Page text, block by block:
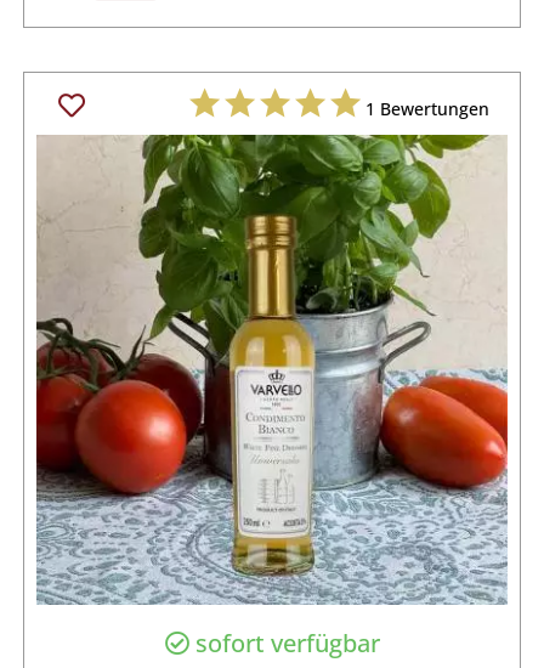
1 Bewertungen
sofort verfügbar